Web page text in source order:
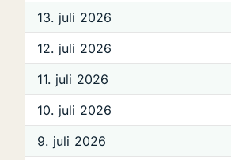
13. juli 2026
12. juli 2026
11. juli 2026
10. juli 2026
9. juli 2026